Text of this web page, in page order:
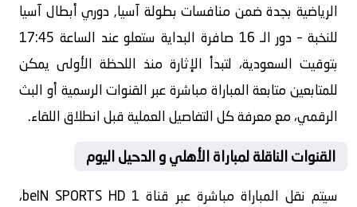
الرياضية بجدة ضمن منافسات بطولة آسيا, دوري أبطال آسيا
للنخبة – دور الـ 16 صافرة البداية ستعلو عند الساعة 17:45
بتوقيت السعودية، لتبدأ الإثارة منذ اللحظة الأولى يمكن
للمتابعين متابعة المباراة مباشرة عبر القنوات الرسمية أو البث
الرقمي، مع معرفة كل التفاصيل العملية قبل انطلاق اللقاء.
القنوات الناقلة لمباراة الأهلي و الدحيل اليوم
سيتم نقل المباراة مباشرة عبر قناة beIN SPORTS HD 1،